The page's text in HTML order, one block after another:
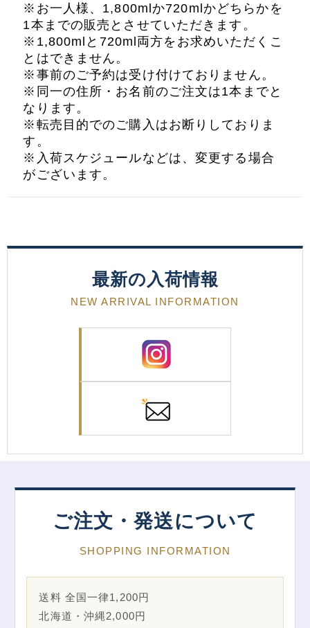
※お一人様、1,800mlか720mlかどちらかを
1本までの販売とさせていただきます。
※1,800mlと720ml両方をお求めいただくこ
とはできません。
※事前のご予約は受け付けておりません。
※同一の住所・お名前のご注文は1本までと
なります。
※転売目的でのご購入はお断りしておりま
す。
※入荷スケジュールなどは、変更する場合
がございます。
最新の入荷情報
NEW ARRIVAL INFORMATION
ご注文・発送について
SHOPPING INFORMATION
送料 全国一律1,200円
北海道・沖縄2,000円